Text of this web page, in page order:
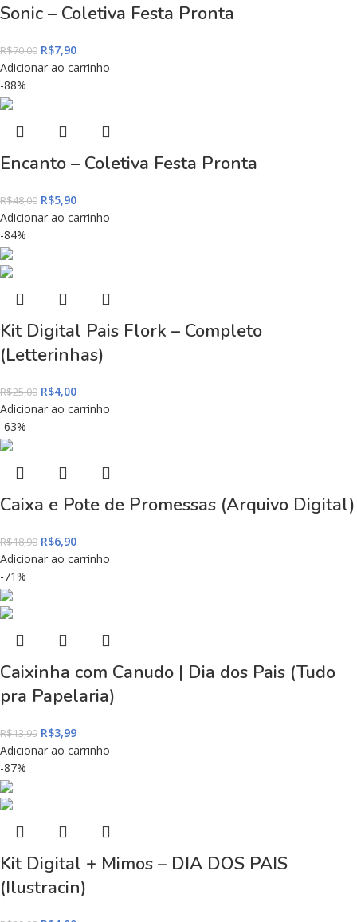
Sonic – Coletiva Festa Pronta
R$70,00 R$7,90
Adicionar ao carrinho
-88%
Encanto – Coletiva Festa Pronta
R$48,00 R$5,90
Adicionar ao carrinho
-84%
Kit Digital Pais Flork – Completo
(Letterinhas)
R$25,00 R$4,00
Adicionar ao carrinho
-63%
Caixa e Pote de Promessas (Arquivo Digital)
R$18,90 R$6,90
Adicionar ao carrinho
-71%
Caixinha com Canudo | Dia dos Pais (Tudo
pra Papelaria)
R$13,99 R$3,99
Adicionar ao carrinho
-87%
Kit Digital + Mimos – DIA DOS PAIS
(Ilustracin)